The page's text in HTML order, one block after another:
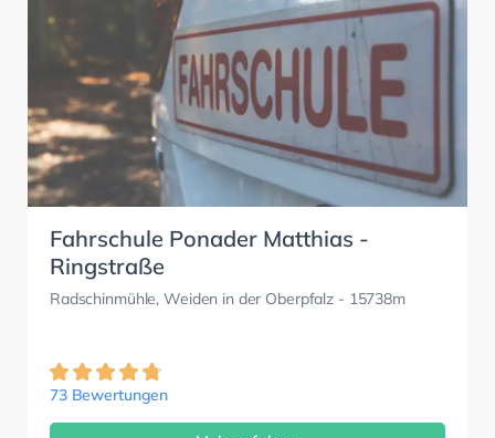
Fahrschule Ponader Matthias -
Ringstraße
Radschinmühle, Weiden in der Oberpfalz - 15738m
73 Bewertungen